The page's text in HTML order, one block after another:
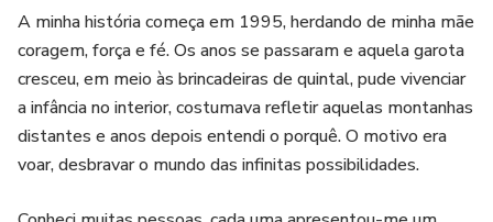
A minha história começa em 1995, herdando de minha mãe
coragem, força e fé. Os anos se passaram e aquela garota
cresceu, em meio às brincadeiras de quintal, pude vivenciar
a infância no interior, costumava refletir aquelas montanhas
distantes e anos depois entendi o porquê. O motivo era
voar, desbravar o mundo das infinitas possibilidades.